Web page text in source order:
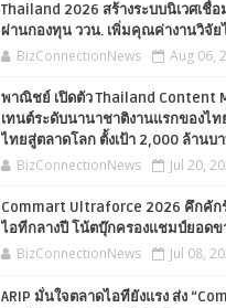
Thailand 2026 สร้างระบบนิเวศเ
ผ่านกองทุน ววน. เพิ่มคุณค่างานวิจัย
BizConnectionNews Aug 06,
พาณิชย์ เปิดตัว Thailand Content
เทนต์ระดับนานาชาติงานแรกของไท
ไทยสู่ตลาดโลก ตั้งเป้า 2,000 ล้านบ
BizConnectionNews Jul 20,
Commart Ultraforce 2026 คึกคัก
ไอทีกลางปี โน้ตบุ๊กครองแชมป์ยอดข
BizConnectionNews Jul 08,
ARIP มั่นใจตลาดไอทียังแรง ส่ง